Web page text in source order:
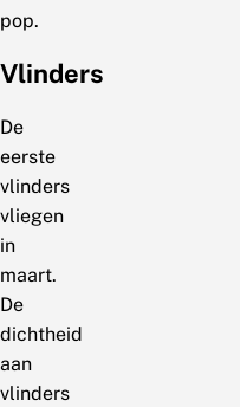
pop.
Vlinders
De
eerste
vlinders
vliegen
in
maart.
De
dichtheid
aan
vlinders